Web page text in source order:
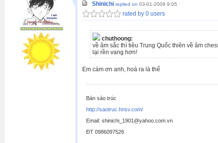
Shinichi replied on 03-01-2009 9:05
rated by 0 users
chuthoong:
về âm sắc thì tiêu Trung Quốc thiên về âm
lại rền vang hơn!
Em cám ơn anh, hoá ra là thế
Bán sáo trúc
http://saotruc.hnsv.com/
Email: shinichi_1901@yahoo.com.vn
ĐT 0986097526